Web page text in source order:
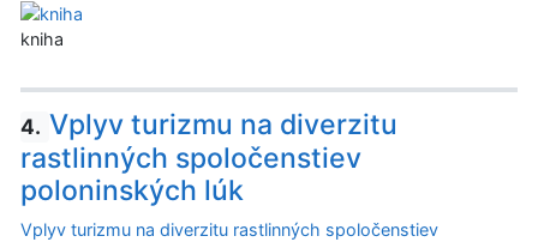
kniha
4. Vplyv turizmu na diverzitu
rastlinných spoločenstiev
poloninských lúk
Vplyv turizmu na diverzitu rastlinných spoločenstiev